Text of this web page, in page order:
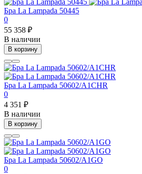
Бра La Lampada 50445
0
55 358 ₽
В наличии
В корзину
Бра La Lampada 50602/A1CHR
0
4 351 ₽
В наличии
В корзину
Бра La Lampada 50602/A1GO
0